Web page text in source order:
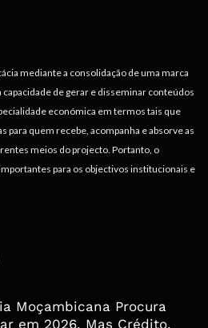
mediante a consolidação de uma marca
capacidade de gerar e disseminar conteúdos
económica em termos tais que
para quem recebe, acompanha e absorve as
meios do projecto. Portanto, o
para os objectivos institucionais e
Moçambicana Procura
em 2026, Mas Crédito,